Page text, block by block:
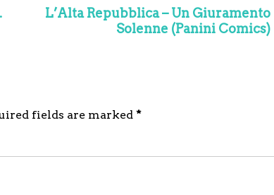
L’Alta Repubblica – Un Giuramento
Solenne (Panini Comics)
fields are marked *